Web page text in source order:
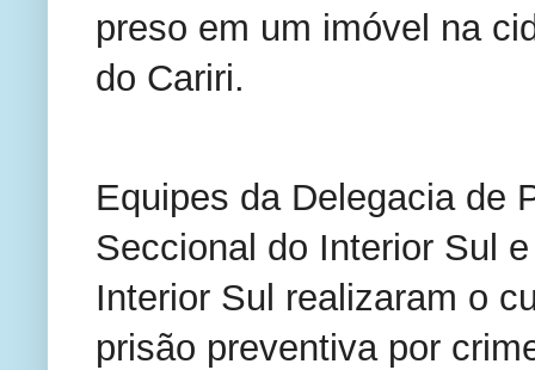
preso em um imóvel na
do Cariri.
Equipes da Delegacia de
Seccional do Interior Sul
Interior Sul realizaram o
prisão preventiva por